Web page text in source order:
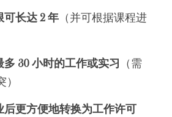
长达 2 年 （并可根据课程进
30 小时的工作或实习
（需
后更方便地转换为工作许可